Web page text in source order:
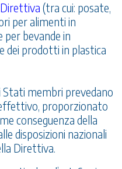
Direttiva (tra cui: posate,
per alimenti in
per bevande in
dei prodotti in plastica
Stati membri prevedano
proporzionato
conseguenza della
disposizioni nazionali
Direttiva.